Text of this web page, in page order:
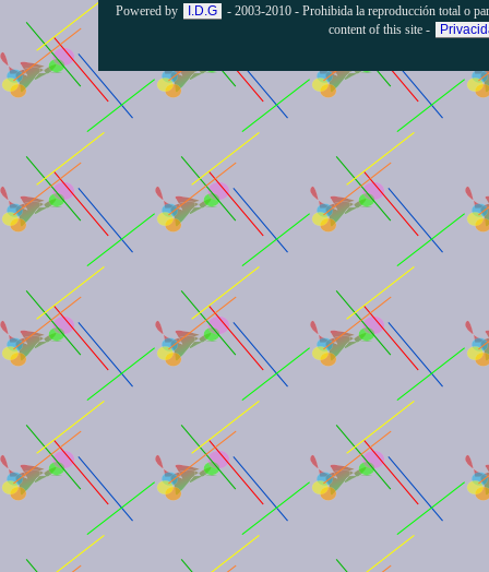
Powered by
I.D.G
- 2003-2010 - Prohibida la reproducción total o
content of this site -